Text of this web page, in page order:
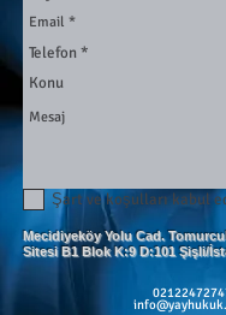
Şart ve koşulları kabul
Mecidiyeköy Yolu Cad.
Sitesi B1 Blok K:9 D:101 Şişli/